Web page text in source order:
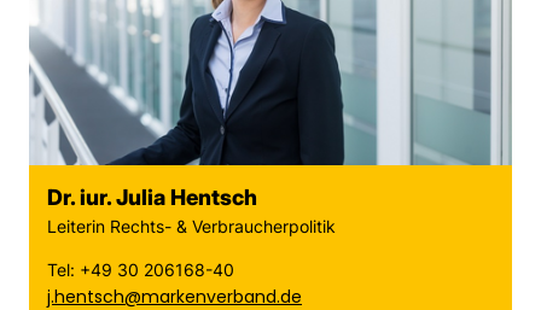
Dr. iur. Julia Hentsch
Leiterin Rechts- & Verbraucherpolitik
Tel: +49 30 206168-40
j.hentsch@markenverband.de